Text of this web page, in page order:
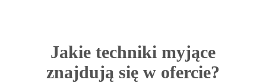
Jakie techniki myjące
znajdują się w ofercie?